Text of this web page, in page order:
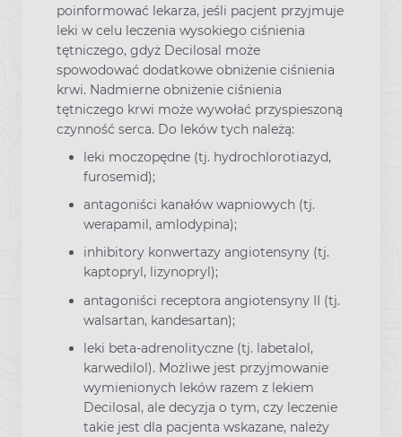
poinformować lekarza, jeśli pacjent przyjmuje
leki w celu leczenia wysokiego ciśnienia
tętniczego, gdyż Decilosal może
spowodować dodatkowe obniżenie ciśnienia
krwi. Nadmierne obniżenie ciśnienia
tętniczego krwi może wywołać przyspieszoną
czynność serca. Do leków tych należą:
leki moczopędne (tj. hydrochlorotiazyd,
furosemid);
antagoniści kanałów wapniowych (tj.
werapamil, amlodypina);
inhibitory konwertazy angiotensyny (tj.
kaptopryl, lizynopryl);
antagoniści receptora angiotensyny II (tj.
walsartan, kandesartan);
leki beta-adrenolityczne (tj. labetalol,
karwedilol). Możliwe jest przyjmowanie
wymienionych leków razem z lekiem
Decilosal, ale decyzja o tym, czy leczenie
takie jest dla pacjenta wskazane, należy